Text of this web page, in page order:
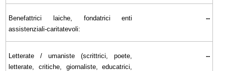
Benefattrici laiche, fondatrici enti
assistenziali-caritatevoli:
--
Letterate / umaniste (scrittrici, poete,
letterate, critiche, giornaliste, educatrici,
--